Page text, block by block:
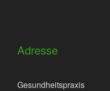
Adresse
Gesundheitspraxis